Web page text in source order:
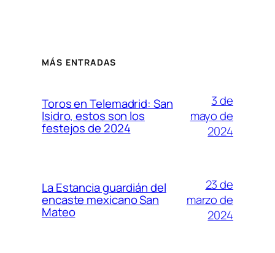
MÁS ENTRADAS
Toros en Telemadrid: San
Isidro, estos son los
festejos de 2024
3 de
mayo de
2024
La Estancia guardián del
encaste mexicano San
Mateo
23 de
marzo de
2024